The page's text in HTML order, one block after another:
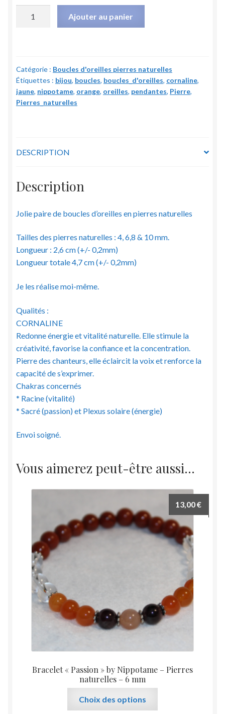
-
pierres
naturelles
&
Ajouter au panier
Catégorie : Boucles d'oreilles pierres naturelles
Étiquettes : bijou, boucles, boucles_d'oreilles, cornaline,
jaune, nippotame, orange, oreilles, pendantes, Pierre,
Pierres_naturelles
DESCRIPTION
Description
Jolie paire de boucles d’oreilles en pierres naturelles
Tailles des pierres naturelles : 4, 6,8 & 10 mm.
Longueur : 2,6 cm (+/- 0,2mm)
Longueur totale 4,7 cm (+/- 0,2mm)
Je les réalise moi-même.
Qualités :
CORNALINE
Redonne énergie et vitalité naturelle. Elle stimule la
créativité, favorise la confiance et la concentration.
Pierre des chanteurs, elle éclaircit la voix et renforce la
capacité de s’exprimer.
Chakras concernés
* Racine (vitalité)
* Sacré (passion) et Plexus solaire (énergie)
Envoi soigné.
Vous aimerez peut-être aussi…
Bracelet « Passion » by Nippotame – Pierres
naturelles – 6 mm
13,00€
Choix des options